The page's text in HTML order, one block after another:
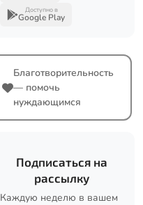
Доступно в
Google Play
Благотворительность
— помочь
нуждающимся
Подписаться на
рассылку
Каждую неделю в вашем